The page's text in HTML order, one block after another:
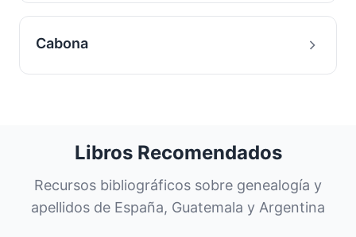
Cabona
Libros Recomendados
Recursos bibliográficos sobre genealogía y
apellidos de España, Guatemala y Argentina